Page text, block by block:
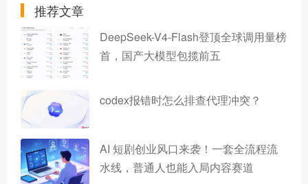
推荐文章
DeepSeek-V4-Flash登顶全球调用量榜
首，国产大模型包揽前五
codex报错时怎么排查代理冲突？
AI 短剧创业风口来袭！一套全流程流
水线，普通人也能入局内容赛道